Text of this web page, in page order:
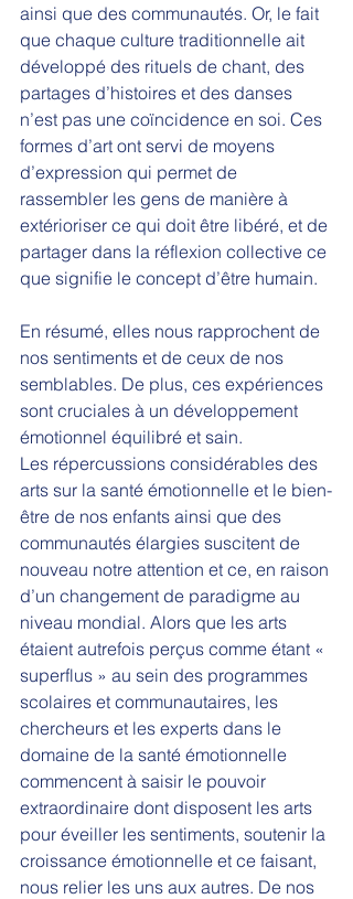
ainsi que des communautés. Or, le fait
que chaque culture traditionnelle ait
développé des rituels de chant, des
partages d’histoires et des danses
n’est pas une coïncidence en soi. Ces
formes d’art ont servi de moyens
d’expression qui permet de
rassembler les gens de manière à
extérioriser ce qui doit être libéré, et de
partager dans la réflexion collective ce
que signifie le concept d’être humain.
En résumé, elles nous rapprochent de
nos sentiments et de ceux de nos
semblables. De plus, ces expériences
sont cruciales à un développement
émotionnel équilibré et sain.
Les répercussions considérables des
arts sur la santé émotionnelle et le bien-
être de nos enfants ainsi que des
communautés élargies suscitent de
nouveau notre attention et ce, en raison
d’un changement de paradigme au
niveau mondial. Alors que les arts
étaient autrefois perçus comme étant «
superflus » au sein des programmes
scolaires et communautaires, les
chercheurs et les experts dans le
domaine de la santé émotionnelle
commencent à saisir le pouvoir
extraordinaire dont disposent les arts
pour éveiller les sentiments, soutenir la
croissance émotionnelle et ce faisant,
nous relier les uns aux autres. De nos